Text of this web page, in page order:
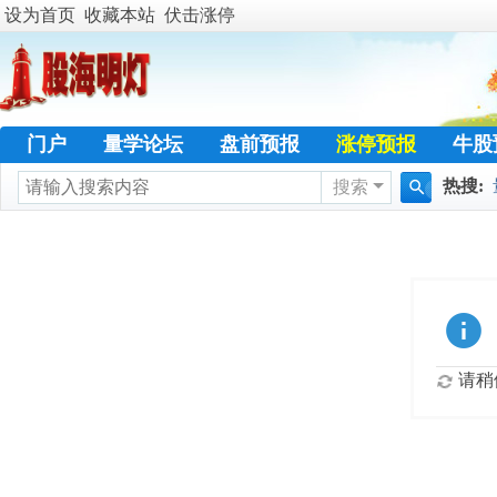
设为首页 收藏本站 伏击涨停
门户 量学论坛 盘前预报 涨停预报 牛股
学员天地
名人传奇 特训专栏 日志 热
搜索 热搜:
请稍